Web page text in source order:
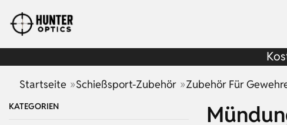
Startseite »Schießsport-Zubehör »Zubehör Für
KATEGORIEN